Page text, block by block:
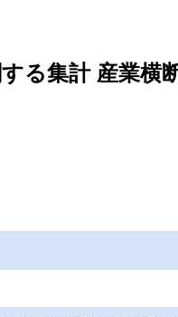
る集計 産業横